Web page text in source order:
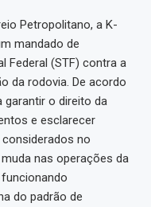
Petropolitano, a K-
mandado de
Federal (STF) contra a
da rodovia. De acordo
garantir o direito da
e esclarecer
no
nas operações da
do padrão de